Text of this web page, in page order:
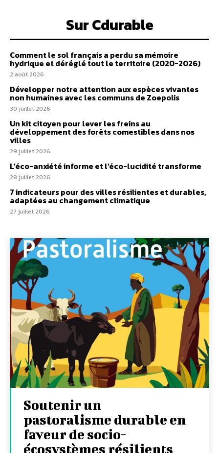
Sur Cdurable
Comment le sol français a perdu sa mémoire
hydrique et déréglé tout le territoire (2020-2026)
2 août 2026
Développer notre attention aux espèces vivantes
non humaines avec les communs de Zoepolis
30 juillet 2026
Un kit citoyen pour lever les freins au
développement des forêts comestibles dans nos
villes
29 juillet 2026
L’éco-anxiété informe et l’éco-lucidité transforme
28 juillet 2026
7 indicateurs pour des villes résilientes et durables,
adaptées au changement climatique
27 juillet 2026
Soutenir un
pastoralisme durable en
faveur de socio-
écosystèmes résilients